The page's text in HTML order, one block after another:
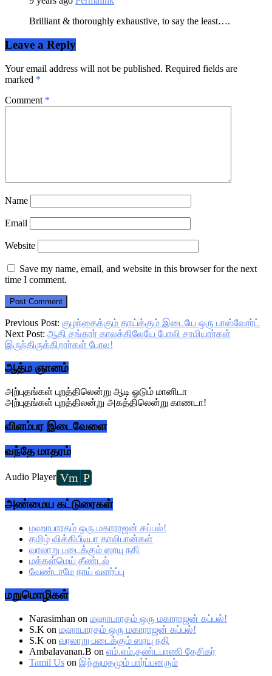
Brilliant & thoroughly exhaustive, to say the least….
Leave a Reply
Your email address will not be published. Required fields are
marked *
Comment *
Name
Email
Website
Save my name, email, and website in this browser for the next
time I comment.
Previous Post: குழந்தைக்கும் தாய்க்கும் இடையே ஒரு பாஸ்வோர்ட்
Next Post: ஆதி சங்கரர் காலத்திலேயே போலி சாமியார்கள்
இருந்திருக்கிறார்கள் போல!
Primary
ஆத்ம ஞானம்
அற்புதங்கள் புறத்திலென்று ஆடி ஓடும் மானிடா
அற்புதங்கள் புறத்திலன்று அகத்திலென்று காணடா!
விளம்பர இடைவேளை
வந்தே மாதரம்
Audio Player Vm P
அண்மைய கட்டுரைகள்
மஹாபாரதம் ஒரு மகாராஜன் கப்பல்!
தமிழ் விக்கிபீடியா தாலிபான்கள்
வரலாறு படைக்கும் ஸரயு நதி
மக்கள்மெய் தீண்டல்
வேண்டாமே நாய் வளர்ப்பு
மறுமொழிகள்
Narasimhan on மஹாபாரதம் ஒரு மகாராஜன் கப்பல்!
S.K on மஹாபாரதம் ஒரு மகாராஜன் கப்பல்!
S.K on வரலாறு படைக்கும் ஸரயு நதி
Ambalavanan.B on எம்.எம்.தண்டபாணி தேசிகர்
Tamil Us on இந்துமதமும் பார்ப்பனரும்